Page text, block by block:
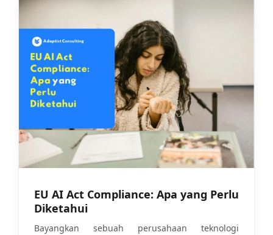
EU AI Act Compliance: Apa yang Perlu
Diketahui
Bayangkan sebuah perusahaan teknologi